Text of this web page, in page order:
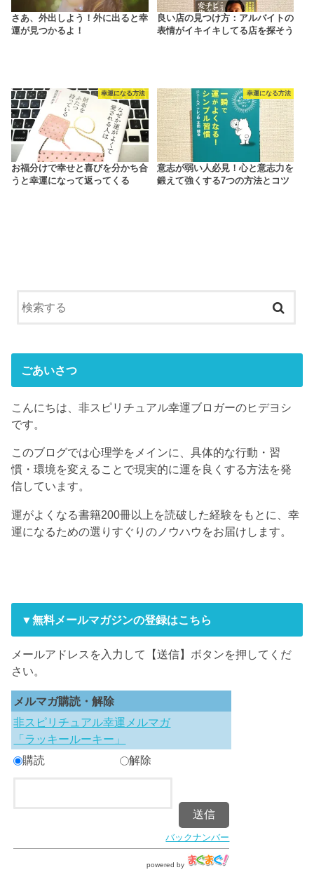
さあ、外出しよう！外に出ると幸
運が見つかるよ！
良い店の見つけ方：アルバイトの
表情がイキイキしてる店を探そう
幸運になる方法
お福分けで幸せと喜びを分かち合
うと幸運になって返ってくる
幸運になる方法
意志が弱い人必見！心と意志力を
鍛えて強くする7つの方法とコツ
ごあいさつ
こんにちは、非スピリチュアル幸運ブロガーのヒデヨシ
です。
このブログでは心理学をメインに、具体的な行動・習
慣・環境を変えることで現実的に運を良くする方法を発
信しています。
運がよくなる書籍200冊以上を読破した経験をもとに、幸
運になるための選りすぐりのノウハウをお届けします。
▼無料メールマガジンの登録はこちら
メールアドレスを入力して【送信】ボタンを押してくだ
さい。
メルマガ購読・解除
非スピリチュアル幸運メルマガ
「ラッキールーキー」
購読
解除
バックナンバー
powered by